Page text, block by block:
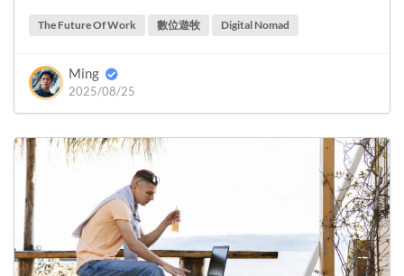
The Future Of Work 數位遊牧 Digital Nomad
Ming
2025/08/25